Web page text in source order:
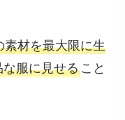
素材を最大限に生
服に見せること